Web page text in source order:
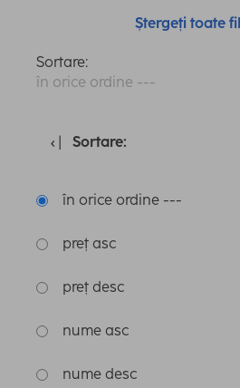
Ștergeți toate
Sortare:
în orice ordine ---
Sortare:
în orice ordine ---
preț asc
preț desc
nume asc
nume desc